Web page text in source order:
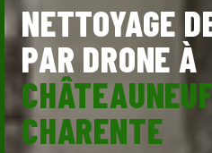
NETTOYAGE
PAR DRONE À
CHARENTE